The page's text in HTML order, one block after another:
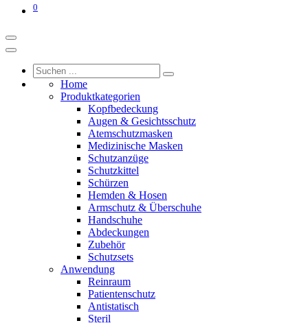
0
Home
Produktkategorien
Kopfbedeckung
Augen & Gesichtsschutz
Atemschutzmasken
Medizinische Masken
Schutzanzüge
Schutzkittel
Schürzen
Hemden & Hosen
Armschutz & Überschuhe
Handschuhe
Abdeckungen
Zubehör
Schutzsets
Anwendung
Reinraum
Patientenschutz
Antistatisch
Steril